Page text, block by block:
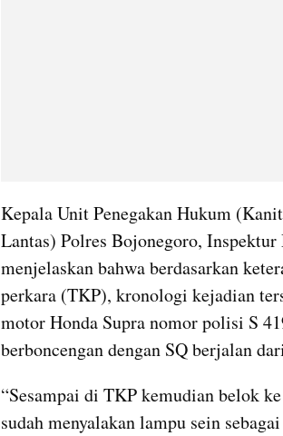
Kepala Unit Penegakan Hukum
Lantas) Polres Bojonegoro,
menjelaskan bahwa berdasarkan
perkara (TKP), kronologi kejadian
motor Honda Supra nomor polisi S
berboncengan dengan SQ berjalan
“Sesampai di TKP kemudian belok
sudah menyalakan lampu sein